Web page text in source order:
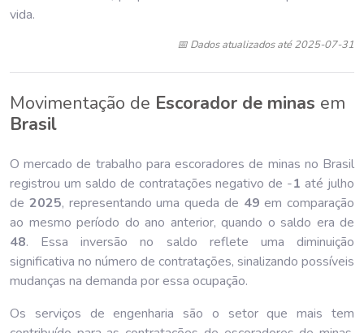
vida.
📅 Dados atualizados até 2025-07-31
Movimentação de Escorador de minas em
Brasil
O mercado de trabalho para escoradores de minas no Brasil
registrou um saldo de contratações negativo de -1 até julho
de 2025, representando uma queda de 49 em comparação
ao mesmo período do ano anterior, quando o saldo era de
48. Essa inversão no saldo reflete uma diminuição
significativa no número de contratações, sinalizando possíveis
mudanças na demanda por essa ocupação.
Os serviços de engenharia são o setor que mais tem